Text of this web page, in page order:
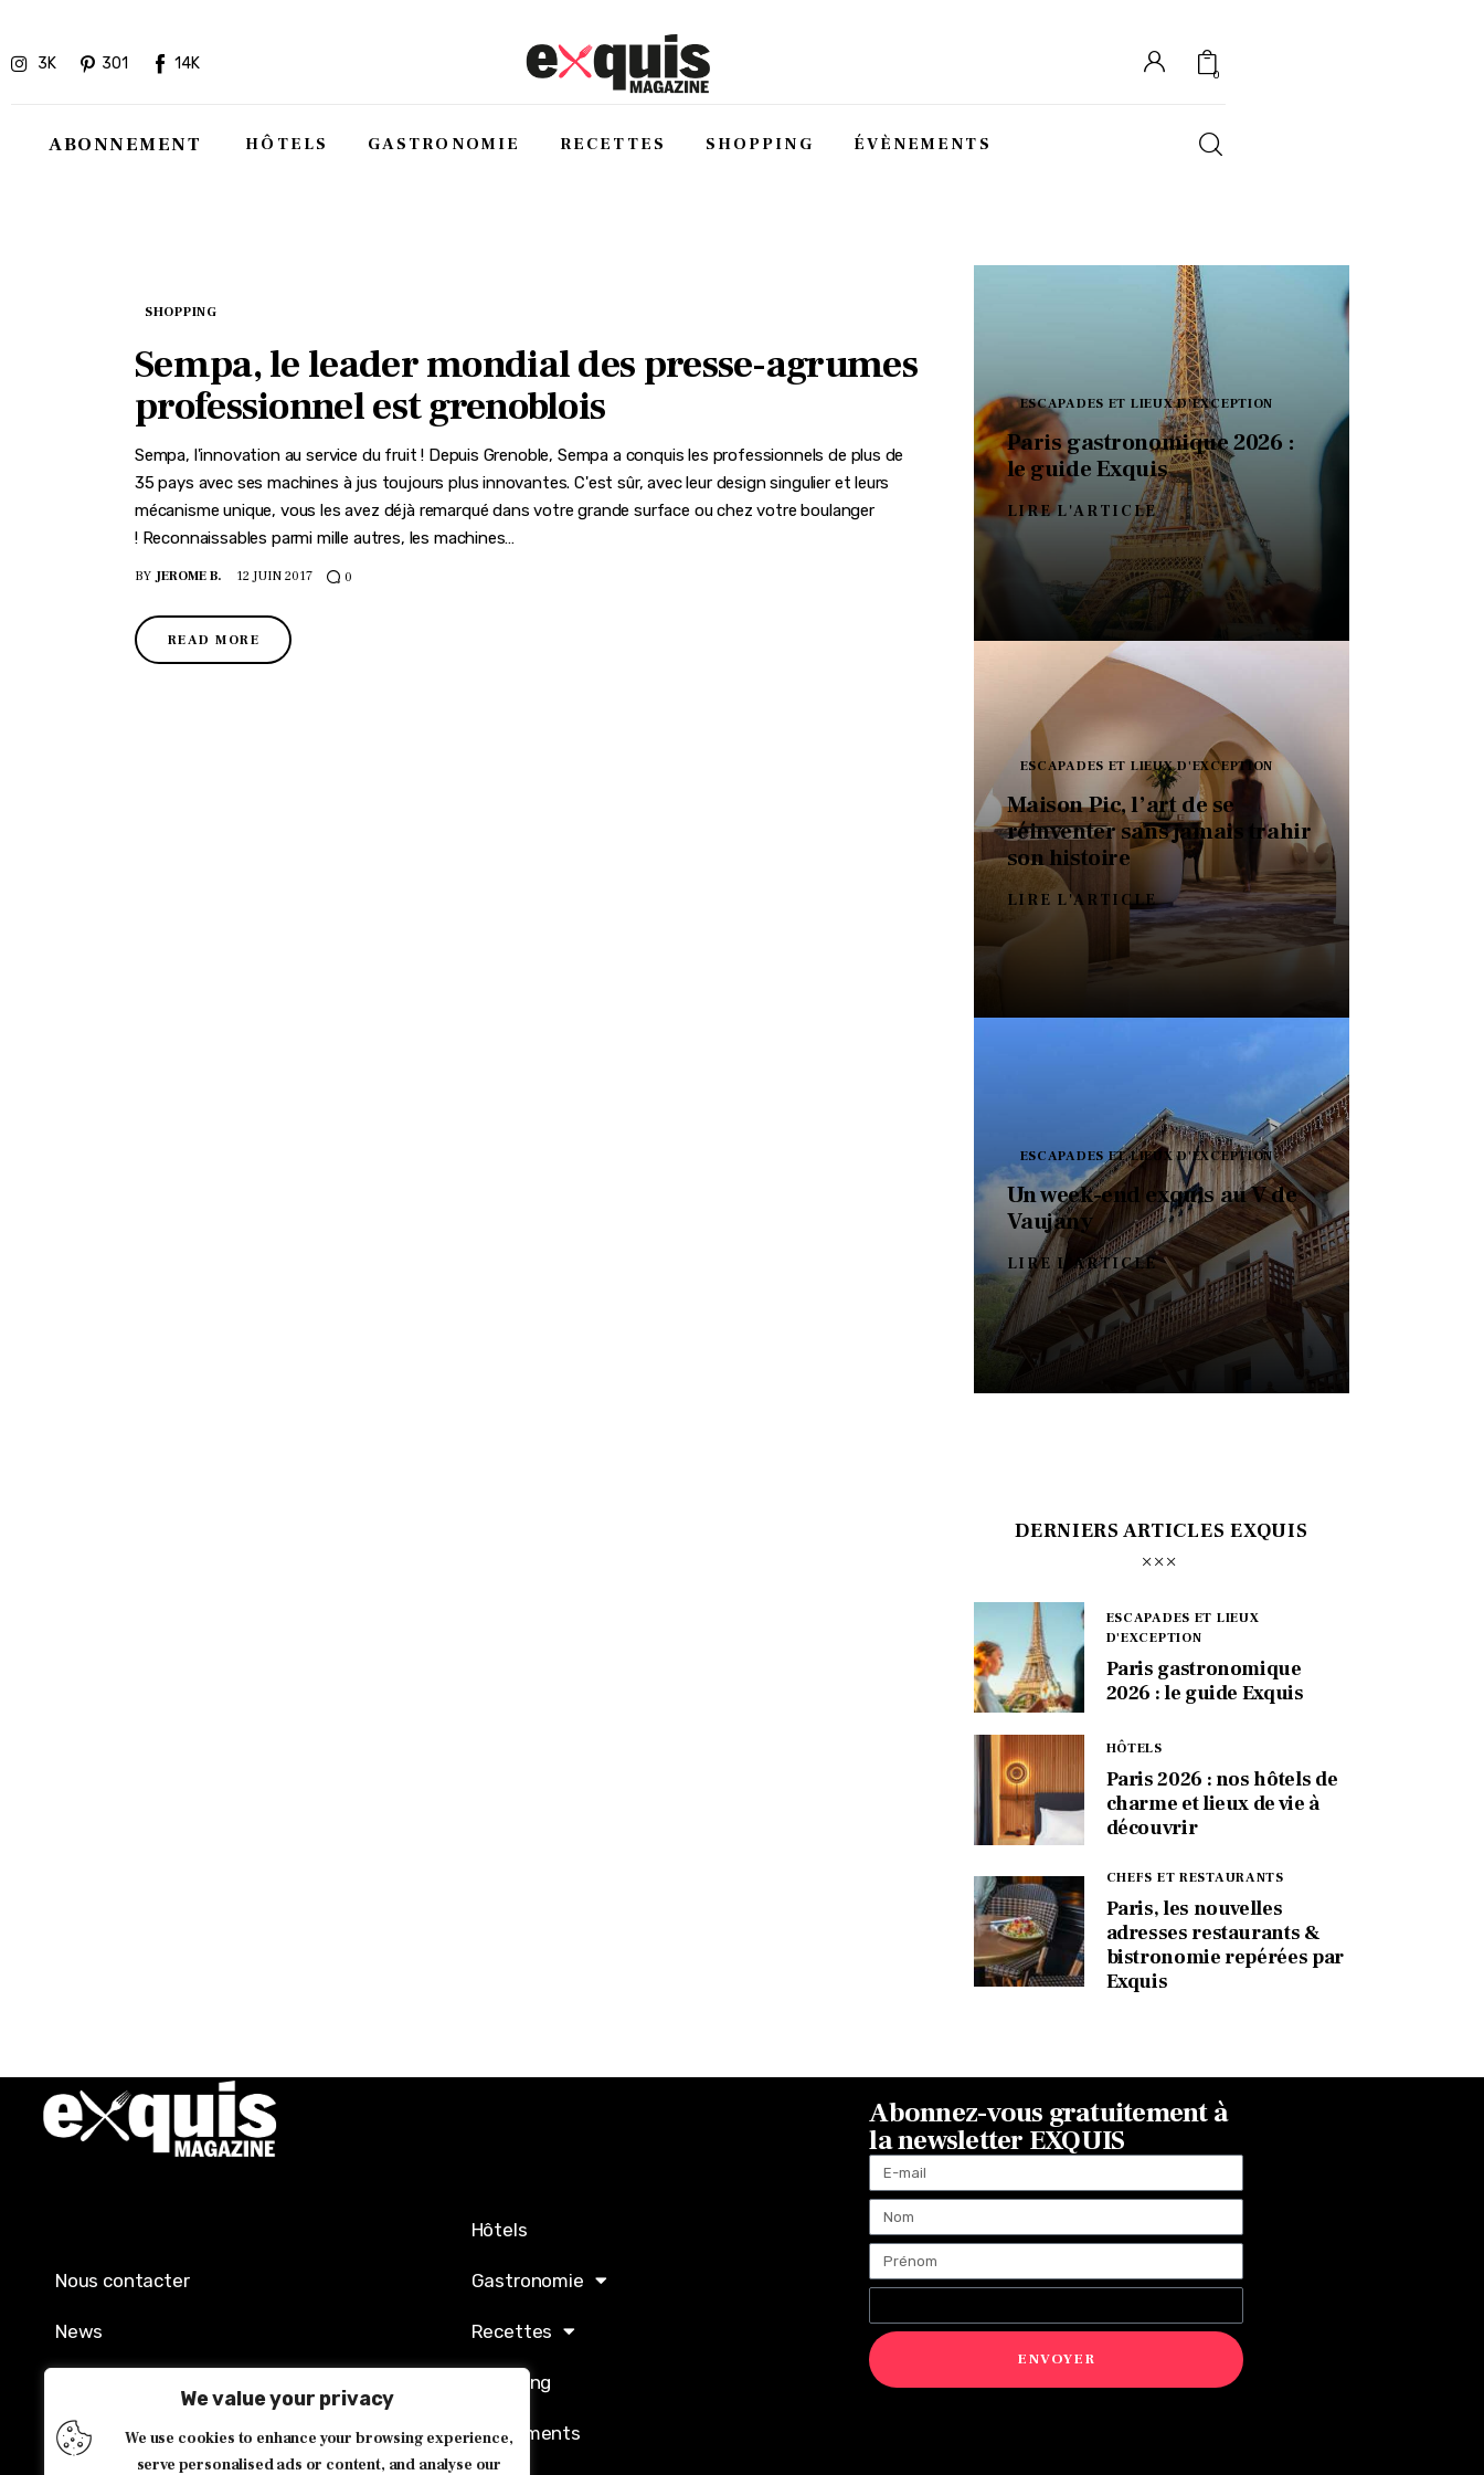
We value your privacy
We use cookies to enhance your browsing experience,
serve personalised ads or content, and analyse our
3K 301 14K
0
ABONNEMENT HÔTELS GASTRONOMIE RECETTES SHOPPING ÉVÈNEMENTS
Gastronomie
Recettes
SHOPPING
Sempa, le leader mondial des presse-agrumes
professionnel est grenoblois
Sempa, l'innovation au service du fruit ! Depuis Grenoble, Sempa a conquis les professionnels de plus de
35 pays avec ses machines à jus toujours plus innovantes. C'est sûr, avec leur design singulier et leurs
mécanisme unique, vous les avez déjà remarqué dans votre grande surface ou chez votre boulanger
! Reconnaissables parmi mille autres, les machines…
BY JEROME B. 12 JUIN 2017 0
READ MORE
ESCAPADES ET LIEUX D'EXCEPTION
Paris gastronomique 2026 :
le guide Exquis
LIRE L'ARTICLE
ESCAPADES ET LIEUX D'EXCEPTION
Maison Pic, l’art de se
réinventer sans jamais trahir
son histoire
LIRE L'ARTICLE
ESCAPADES ET LIEUX D'EXCEPTION
Un week-end exquis au V de
Vaujany
LIRE L'ARTICLE
DERNIERS ARTICLES EXQUIS
ESCAPADES ET LIEUX
D'EXCEPTION
Paris gastronomique
2026 : le guide Exquis
HÔTELS
Paris 2026 : nos hôtels de
charme et lieux de vie à
découvrir
CHEFS ET RESTAURANTS
Paris, les nouvelles
adresses restaurants &
bistronomie repérées par
Exquis
Nous contacter
News
Politique de confidentialité
Hôtels
Gastronomie
Recettes
Shopping
Évènements
Abonnez-vous gratuitement à
la newsletter EXQUIS
ENVOYER